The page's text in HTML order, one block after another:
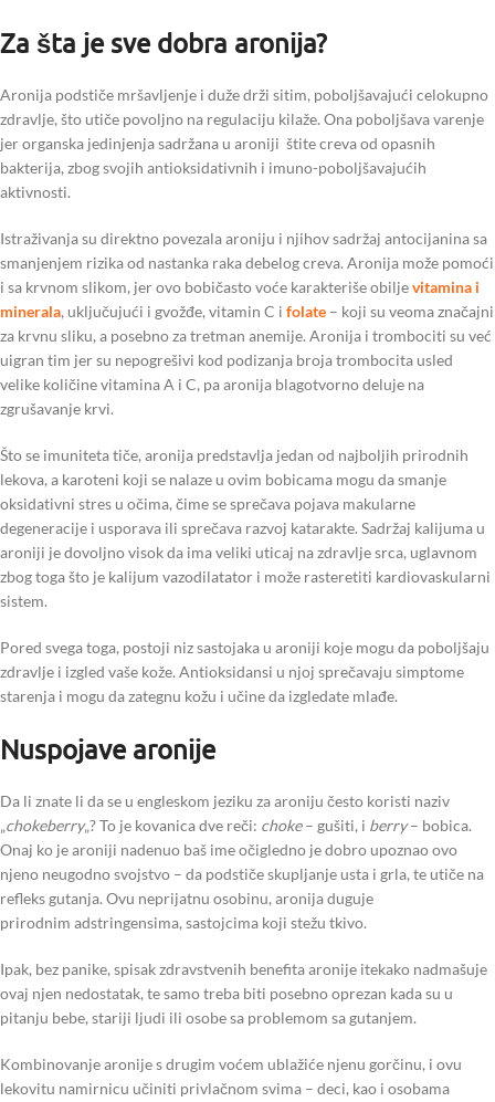
Za šta je sve dobra aronija?
Aronija podstiče mršavljenje i duže drži sitim, poboljšavajući celokupno
zdravlje, što utiče povoljno na regulaciju kilaže. Ona poboljšava varenje
jer organska jedinjenja sadržana u aroniji štite creva od opasnih
bakterija, zbog svojih antioksidativnih i imuno-poboljšavajućih
aktivnosti.
Istraživanja su direktno povezala aroniju i njihov sadržaj antocijanina sa
smanjenjem rizika od nastanka raka debelog creva. Aronija može pomoći
i sa krvnom slikom, jer ovo bobičasto voće karakteriše obiljevitamina i
minerala, uključujući i gvožđe, vitamin C i folate – koji su veoma značajni
za krvnu sliku, a posebno za tretman anemije. Aronija i trombociti su već
uigran tim jer su nepogrešivi kod podizanja broja trombocita usled
velike količine vitamina A i C, pa aronija blagotvorno deluje na
zgrušavanje krvi.
Što se imuniteta tiče, aronija predstavlja jedan od najboljih prirodnih
lekova, a karoteni koji se nalaze u ovim bobicama mogu da smanje
oksidativni stres u očima, čime se sprečava pojava makularne
degeneracije i usporava ili sprečava razvoj katarakte. Sadržaj kalijuma u
aroniji je dovoljno visok da ima veliki uticaj na zdravlje srca, uglavnom
zbog toga što je kalijum vazodilatator i može rasteretiti kardiovaskularni
sistem.
Pored svega toga, postoji niz sastojaka u aroniji koje mogu da poboljšaju
zdravlje i izgled vaše kože. Antioksidansi u njoj sprečavaju simptome
starenja i mogu da zategnu kožu i učine da izgledate mlađe.
Nuspojave aronije
Da li znate li da se u engleskom jeziku za aroniju često koristi naziv
„chokeberry„? To je kovanica dve reči: choke– gušiti, i berry– bobica.
Onaj ko je aroniji nadenuo baš ime očigledno je dobro upoznao ovo
njeno neugodno svojstvo – da podstiče skupljanje usta i grla, te utiče na
refleks gutanja. Ovu neprijatnu osobinu, aronija duguje
prirodnim adstringensima, sastojcima koji stežu tkivo.
Ipak, bez panike, spisak zdravstvenih benefita aronije itekako nadmašuje
ovaj njen nedostatak, te samo treba biti posebno oprezan kada su u
pitanju bebe, stariji ljudi ili osobe sa problemom sa gutanjem.
Kombinovanje aronije s drugim voćem ublažiće njenu gorčinu, i ovu
lekovitu namirnicu učiniti privlačnom svima – deci, kao i osobama